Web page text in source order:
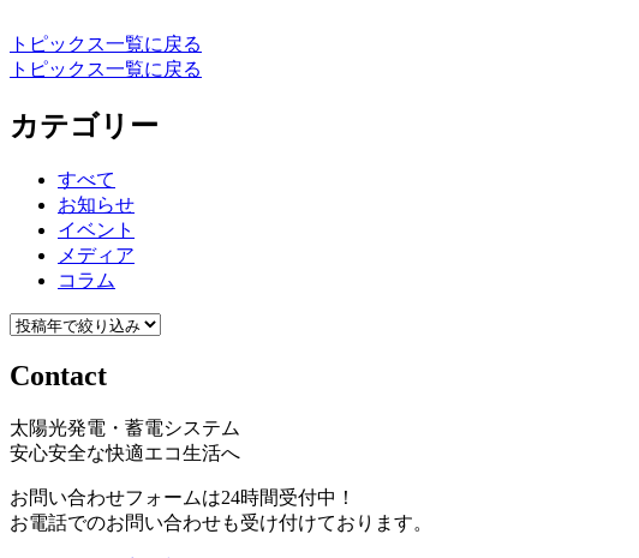
トピックス一覧に戻る
トピックス一覧に戻る
カテゴリー
すべて
お知らせ
イベント
メディア
コラム
Contact
太陽光発電・蓄電システム
安心安全な快適エコ生活へ
お問い合わせフォームは24時間受付中！
お電話でのお問い合わせも受け付けております。